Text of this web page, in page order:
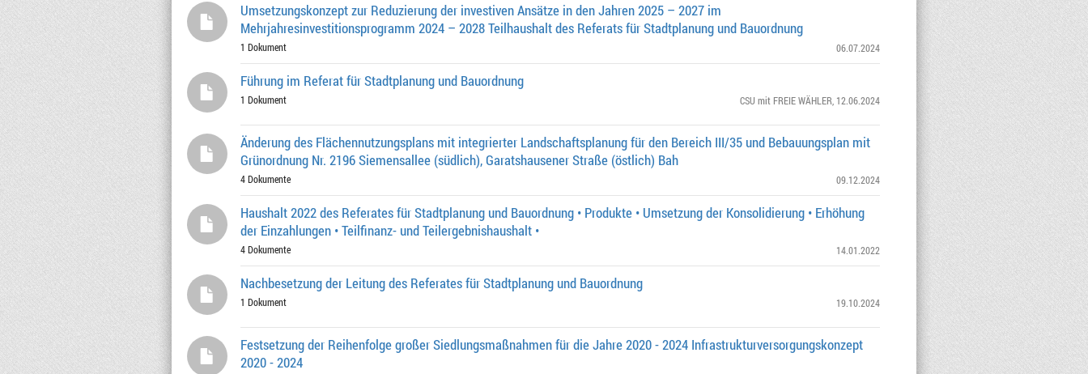
Umsetzungskonzept zur Reduzierung der investiven Ansätze in den Jahren 2025 – 2027 im
Mehrjahresinvestitionsprogramm 2024 – 2028 Teilhaushalt des Referats für Stadtplanung und Bauordnung
1 Dokument 06.07.2024
Führung im Referat für Stadtplanung und Bauordnung
1 Dokument CSU mit FREIE WÄHLER , 12.06.2024
Änderung des Flächennutzungsplans mit integrierter Landschaftsplanung für den Bereich III/35 und Bebauungsplan mit
Grünordnung Nr. 2196 Siemensallee (südlich), Garatshausener Straße (östlich) Bah
4 Dokumente 09.12.2024
Haushalt 2022 des Referates für Stadtplanung und Bauordnung • Produkte • Umsetzung der Konsolidierung • Erhöhung
der Einzahlungen • Teilfinanz- und Teilergebnishaushalt •
4 Dokumente 14.01.2022
Nachbesetzung der Leitung des Referates für Stadtplanung und Bauordnung
1 Dokument 19.10.2024
Festsetzung der Reihenfolge großer Siedlungsmaßnahmen für die Jahre 2020 - 2024 Infrastrukturversorgungskonzept
2020 - 2024